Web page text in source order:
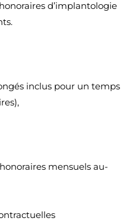
d’implantologie
inclus pour un temps
mensuels au-